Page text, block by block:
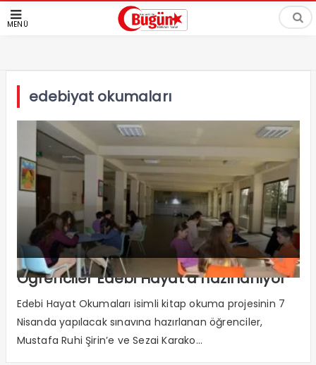
MENÜ
edebiyat okumaları
Öğrenciler Edebi Hayat’a hazırlanıyor
Edebi Hayat Okumaları isimli kitap okuma projesinin 7
Nisanda yapılacak sınavına hazırlanan öğrenciler,
Mustafa Ruhi Şirin’e ve Sezai Karako...